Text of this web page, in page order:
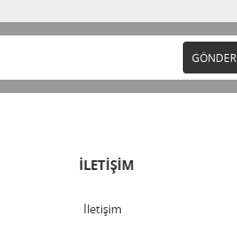
GÖNDER
İLETİŞİM
İletişim